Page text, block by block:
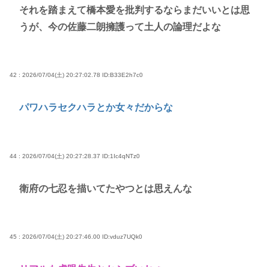
それを踏まえて橋本愛を批判するならまだいいとは思
うが、今の佐藤二朗擁護って土人の論理だよな
42 : 2026/07/04(土) 20:27:02.78 ID:B33E2h7c0
パワハラセクハラとか女々だからな
44 : 2026/07/04(土) 20:27:28.37 ID:1Ic4qNTz0
衛府の七忍を描いてたやつとは思えんな
45 : 2026/07/04(土) 20:27:46.00 ID:vduz7UQk0